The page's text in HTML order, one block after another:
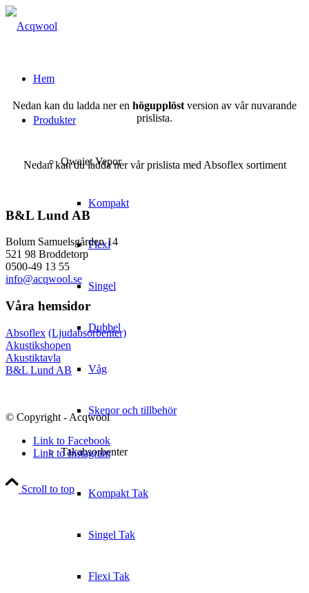
Hem
Produkter
Qwaiet Vepor
Kompakt
Flexi
Singel
Dubbel
Våg
Skenor och tillbehör
Takabsorbenter
Kompakt Tak
Singel Tak
Flexi Tak
Nedan kan du ladda ner en högupplöst version av vår nuvarande
prislista.
Nedan kan du ladda ner vår prislista med Absoflex sortiment
B&L Lund AB
Bolum Samuelsgården 14
521 98 Broddetorp
0500-49 13 55
info@acqwool.se
Våra hemsidor
Absoflex (Ljudabsorbenter)
Akustikshopen
Akustiktavla
B&L Lund AB
© Copyright - Acqwool
Link to Facebook
Link to Instagram
Scroll to top